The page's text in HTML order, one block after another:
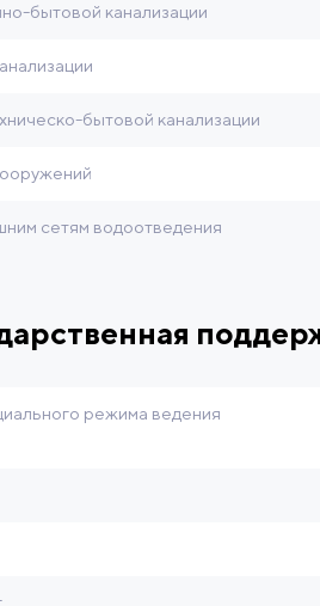
бытовой канализации
бытовой канализации
сетям водоотведения
режима ведения